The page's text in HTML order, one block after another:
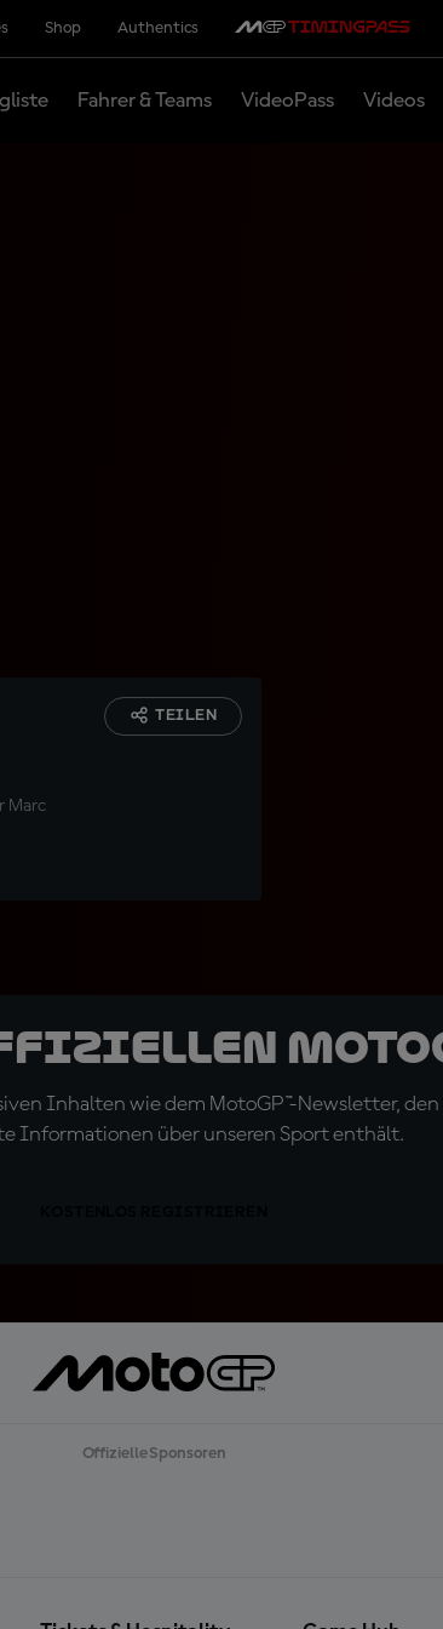
Shop Authentics
Fahrer & Teams VideoPass Videos
Marc
TEILEN
Inhalten wie dem MotoGP™-Newsletter,
Informationen über unseren Sport enthält.
Offizielle Sponsoren